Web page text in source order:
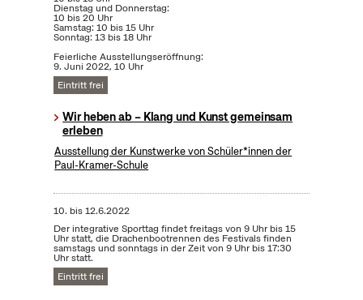
Dienstag und Donnerstag:
10 bis 20 Uhr
Samstag: 10 bis 15 Uhr
Sonntag: 13 bis 18 Uhr
Feierliche Ausstellungseröffnung:
9. Juni 2022, 10 Uhr
Eintritt frei
Wir heben ab – Klang und Kunst gemeinsam
erleben
Ausstellung der Kunstwerke von Schüler*innen der
Paul-Kramer-Schule
10. bis12.6.2022
Der integrative Sporttag findet freitags von 9 Uhr bis 15
Uhr statt, die Drachenbootrennen des Festivals finden
samstags und sonntags in der Zeit von 9 Uhr bis 17:30
Uhr statt.
Eintritt frei